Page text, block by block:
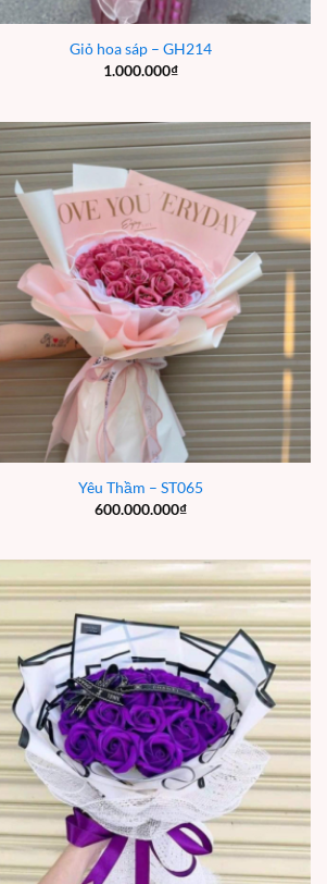
Giỏ hoa sáp – GH214
1.000.000₫
Yêu Thầm – ST065
600.000.000₫